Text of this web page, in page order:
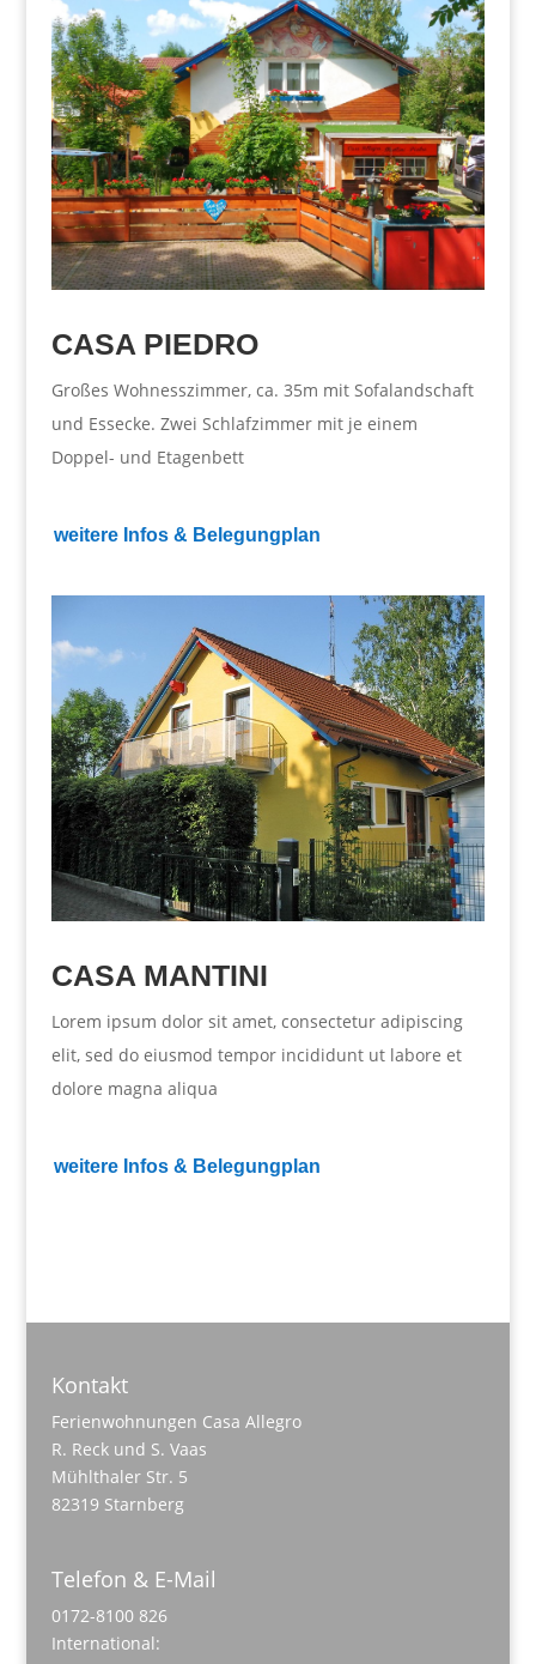
CASA PIEDRO
Großes Wohnesszimmer, ca. 35m mit Sofalandschaft
und Essecke. Zwei Schlafzimmer mit je einem
Doppel- und Etagenbett
weitere Infos & Belegungplan
CASA MANTINI
Lorem ipsum dolor sit amet, consectetur adipiscing
elit, sed do eiusmod tempor incididunt ut labore et
dolore magna aliqua
weitere Infos & Belegungplan
Kontakt
Ferienwohnungen Casa Allegro
R. Reck und S. Vaas
Mühlthaler Str. 5
82319 Starnberg
Telefon & E-Mail
0172-8100 826
International: